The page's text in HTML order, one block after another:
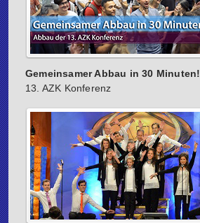
Gemeinsamer Abbau in 30 Minuten!
13. AZK Konferenz